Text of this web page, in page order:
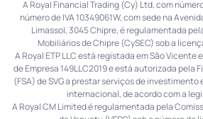
A Royal Financial Trading (Cy) Ltd, com
número de IVA 10349061W, com sede na
Limassol, 3045 Chipre, é regulamentada
Mobiliários de Chipre (CySEC) sob a
A Royal ETP LLC está registada em São Vicente
de Empresa 149LLC2019 e está autorizada pela
(FSA) de SVG a prestar serviços de investimento
internacional, de acordo com a
A Royal CM Limited é regulamentada pela